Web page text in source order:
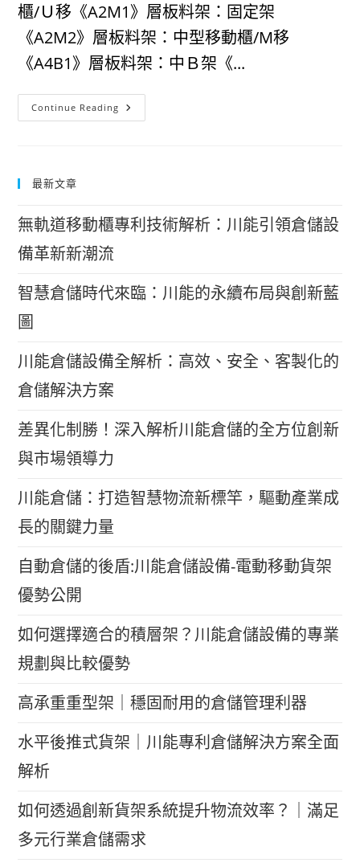
櫃/Ｕ移《A2M1》層板料架：固定架
《A2M2》層板料架：中型移動櫃/M移
《A4B1》層板料架：中Ｂ架《...
Continue Reading 尋
找
最新文章
無軌道移動櫃專利技術解析：川能引領倉儲設
備革新新潮流
智慧倉儲時代來臨：川能的永續布局與創新藍
圖
川能倉儲設備全解析：高效、安全、客製化的
倉儲解決方案
差異化制勝！深入解析川能倉儲的全方位創新
與市場領導力
川能倉儲：打造智慧物流新標竿，驅動產業成
長的關鍵力量
自動倉儲的後盾:川能倉儲設備-電動移動貨架
優勢公開
如何選擇適合的積層架？川能倉儲設備的專業
規劃與比較優勢
高承重重型架｜穩固耐用的倉儲管理利器
水平後推式貨架｜川能專利倉儲解決方案全面
解析
如何透過創新貨架系統提升物流效率？｜滿足
多元行業倉儲需求